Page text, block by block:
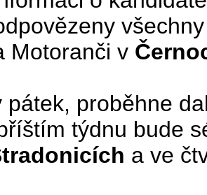
Motoranči v
proběhne
týdnu bude
a ve